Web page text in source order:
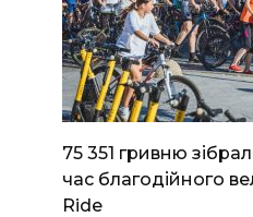
75 351 гривню
час благодійного
Ride